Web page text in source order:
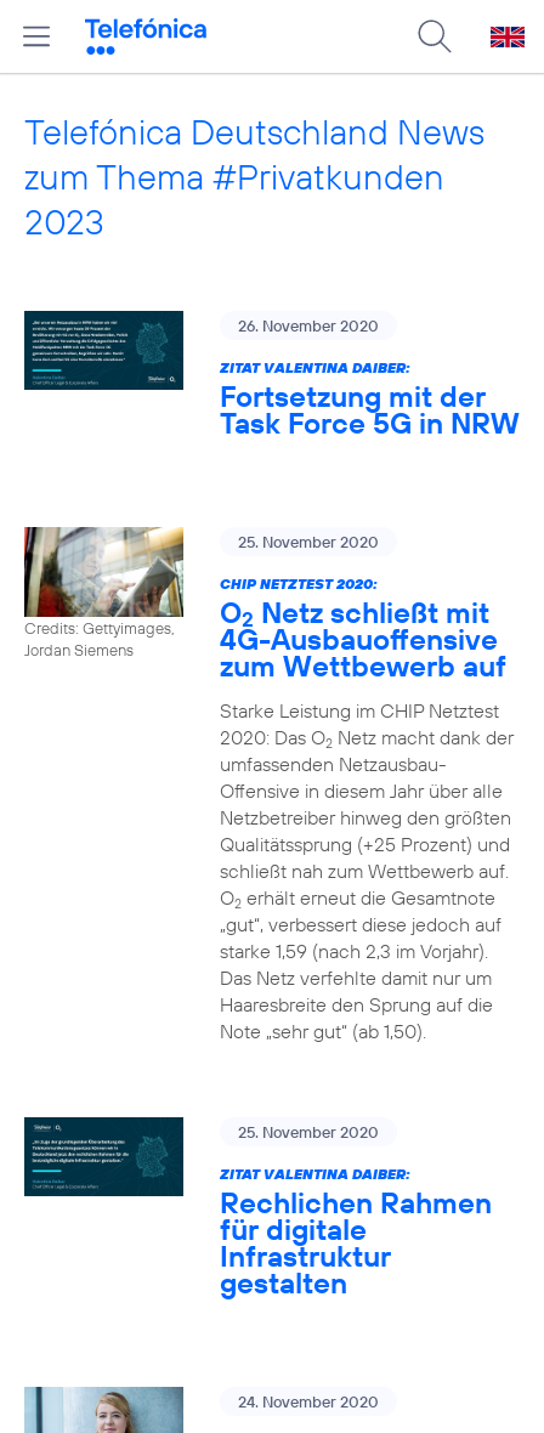
Telefónica Deutschland News
zum Thema #Privatkunden
2023
26. November 2020
ZITAT VALENTINA DAIBER:
Fortsetzung mit der
Task Force 5G in NRW
Credits: Gettyimages,
Jordan Siemens
25. November 2020
CHIP NETZTEST 2020:
O2 Netz schließt mit
4G-Ausbauoffensive
zum Wettbewerb auf
Starke Leistung im CHIP Netztest
2020: Das O2Netz macht dank der
umfassenden Netzausbau-
Offensive in diesem Jahr über alle
Netzbetreiber hinweg den größten
Qualitätssprung (+25 Prozent) und
schließt nah zum Wettbewerb auf.
O2erhält erneut die Gesamtnote
„gut“, verbessert diese jedoch auf
starke 1,59 (nach 2,3 im Vorjahr).
Das Netz verfehlte damit nur um
Haaresbreite den Sprung auf die
Note „sehr gut“ (ab 1,50).
25. November 2020
ZITAT VALENTINA DAIBER:
Rechlichen Rahmen
für digitale
Infrastruktur
gestalten
24. November 2020